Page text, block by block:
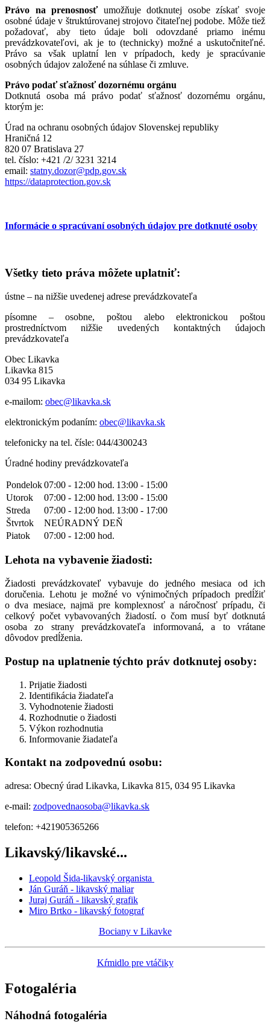
Právo na prenosnosťumožňuje dotknutej osobe získať svoje
osobné údaje v štruktúrovanej strojovo čitateľnej podobe. Môže tiež
požadovať, aby tieto údaje boli odovzdané priamo inému
prevádzkovateľovi, ak je to (technicky) možné a uskutočniteľné.
Právo sa však uplatní len v prípadoch, kedy je spracúvanie
osobných údajov založené na súhlase či zmluve.
Právo podať sťažnosť dozornému orgánu
Dotknutá osoba má právo podať sťažnosť dozornému orgánu,
ktorým je:
Úrad na ochranu osobných údajov Slovenskej republiky
Hraničná 12
820 07 Bratislava 27
tel. číslo: +421 /2/ 3231 3214
email: statny.dozor@pdp.gov.sk
https://dataprotection.gov.sk
Informácie o spracúvaní osobných údajov pre dotknuté osoby
Všetky tieto práva môžete uplatniť:
ústne – na nižšie uvedenej adrese prevádzkovateľa
písomne – osobne, poštou alebo elektronickou poštou
prostredníctvom nižšie uvedených kontaktných údajoch
prevádzkovateľa
Obec Likavka
Likavka 815
034 95 Likavka
e-mailom: obec@likavka.sk
elektronickým podaním: obec@likavka.sk
telefonicky na tel. čísle: 044/4300243
Úradné hodiny prevádzkovateľa
Pondelok07:00 - 12:00 hod. 13:00 - 15:00
Utorok
07:00 - 12:00 hod. 13:00 - 15:00
Streda
07:00 - 12:00 hod. 13:00 - 17:00
Štvrtok
NEÚRADNÝ DEŇ
Piatok
07:00 - 12:00 hod.
Lehota na vybavenie žiadosti:
Žiadosti prevádzkovateľ vybavuje do jedného mesiaca od ich
doručenia. Lehotu je možné vo výnimočných prípadoch predĺžiť
o dva mesiace, najmä pre komplexnosť a náročnosť prípadu, či
celkový počet vybavovaných žiadostí. o čom musí byť dotknutá
osoba zo strany prevádzkovateľa informovaná, a to vrátane
dôvodov predĺženia.
Postup na uplatnenie týchto práv dotknutej osoby:
Prijatie žiadosti
Identifikácia žiadateľa
Vyhodnotenie žiadosti
Rozhodnutie o žiadosti
Výkon rozhodnutia
Informovanie žiadateľa
Kontakt na zodpovednú osobu:
adresa: Obecný úrad Likavka, Likavka 815, 034 95 Likavka
e-mail: zodpovednaosoba@likavka.sk
telefon: +421905365266
Likavský/likavské...
Leopold Šida-likavský organista
Ján Guráň - likavský maliar
Juraj Guráň - likavský grafik
Miro Brtko - likavský fotograf
Bociany v Likavke
Kŕmidlo pre vtáčiky
Fotogaléria
Náhodná fotogaléria